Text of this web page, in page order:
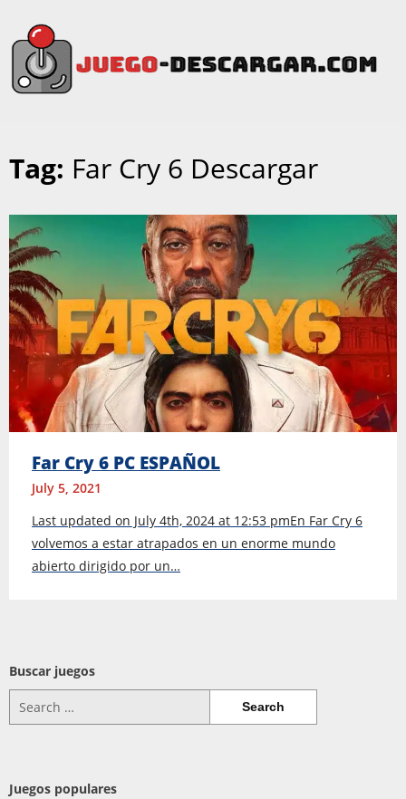
Tag: Far Cry 6 Descargar
Far Cry 6 PC ESPAÑOL
July 5, 2021
Last updated on July 4th, 2024 at 12:53 pmEn Far Cry 6
volvemos a estar atrapados en un enorme mundo
abierto dirigido por un…
Buscar juegos
for:
Juegos populares